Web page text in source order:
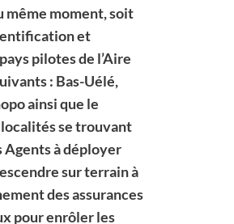
même moment, soit
et
pilotes de l’Aire
: Bas-Uélé,
ainsi que le
localités se trouvant
Agents à déployer
sur terrain à
des assurances
pour enrôler les